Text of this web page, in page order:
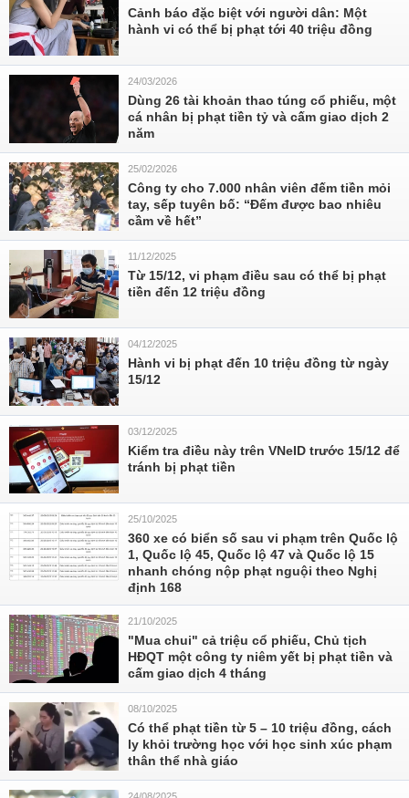
Cảnh báo đặc biệt với người dân: Một
hành vi có thể bị phạt tới 40 triệu đồng
24/03/2026
Dùng 26 tài khoản thao túng cổ phiếu, một
cá nhân bị phạt tiền tỷ và cấm giao dịch 2
năm
25/02/2026
Công ty cho 7.000 nhân viên đếm tiền mỏi
tay, sếp tuyên bố: “Đếm được bao nhiêu
cầm về hết”
11/12/2025
Từ 15/12, vi phạm điều sau có thể bị phạt
tiền đến 12 triệu đồng
04/12/2025
Hành vi bị phạt đến 10 triệu đồng từ ngày
15/12
03/12/2025
Kiểm tra điều này trên VNeID trước 15/12 để
tránh bị phạt tiền
25/10/2025
360 xe có biển số sau vi phạm trên Quốc lộ
1, Quốc lộ 45, Quốc lộ 47 và Quốc lộ 15
nhanh chóng nộp phạt nguội theo Nghị
định 168
21/10/2025
"Mua chui" cả triệu cổ phiếu, Chủ tịch
HĐQT một công ty niêm yết bị phạt tiền và
cấm giao dịch 4 tháng
08/10/2025
Có thể phạt tiền từ 5 – 10 triệu đồng, cách
ly khỏi trường học với học sinh xúc phạm
thân thể nhà giáo